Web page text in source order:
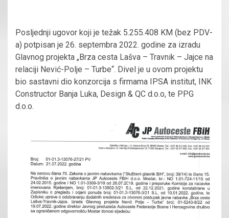
Posljednji ugovor koji je težak 5.255.408 KM (bez PDV-
a) potpisan je 26. septembra 2022. godine za izradu
Glavnog projekta „Brza cesta Lašva – Travnik – Jajce na
relaciji Nević-Polje – Turbe“. Divel je u ovom projektu
bio sastavni dio konzorcija s firmama IPSA institut, INK
Constructor Banja Luka, Design & QC d.o.o, te PPG
d.o.o.